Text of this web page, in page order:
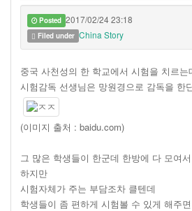
Posted 2017/02/24 23:18
Filed under China Story
중국 사천성의 한 학교에서 시험을 치르는
시험감독 선생님은 망원경으로 감독을 한
(이미지 출처 : baidu.com)
그 많은 학생들이 한군데 한방에 다 모여
하지만
시험자체가 주는 부담조차 클텐데
학생들이 좀 편하게 시험볼 수 있게 해주